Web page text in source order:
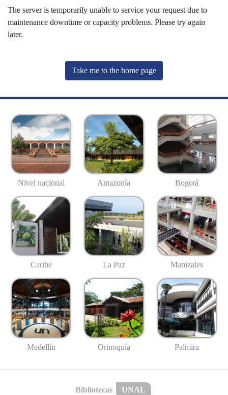
The server is temporarily unable to service your request due to
maintenance downtime or capacity problems. Please try again
later.
Take me to the home page
Nivel nacional Amazonía Bogotá
Caribe La Paz Manizales
Medellín Orinoquía Palmira
Bibliotecas UNAL